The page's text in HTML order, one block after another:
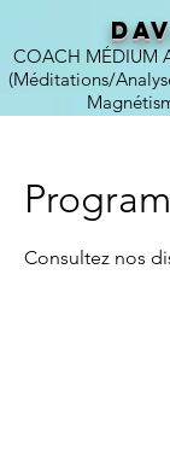
COACH MÉDIUM
(Méditations/
Consultez nos